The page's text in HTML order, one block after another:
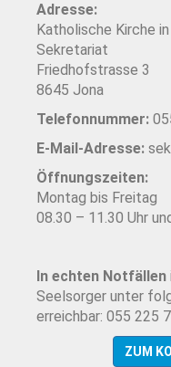
Adresse:
Katholische Kirche
Sekretariat
Friedhofstrasse 3
8645 Jona
Telefonnummer:
E-Mail-Adresse:
Öffnungszeiten:
Montag bis Freitag
08.30 – 11.30 Uhr
In echten Notfällen
Seelsorger unter
erreichbar: 055 225
ZUM